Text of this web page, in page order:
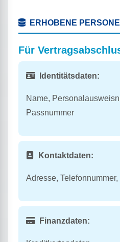
ERHOBENE
Für
Identitätsdaten:
Name,
Passnummer
Kontaktdaten:
Adresse, Telefonnummer,
Finanzdaten: